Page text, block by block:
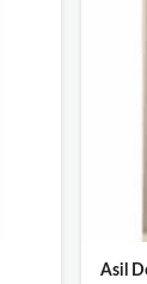
Asil